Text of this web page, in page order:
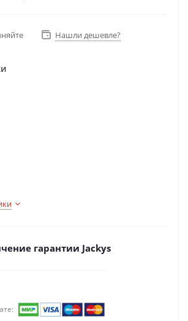
Нашли дешевле?
гарантии Jackys